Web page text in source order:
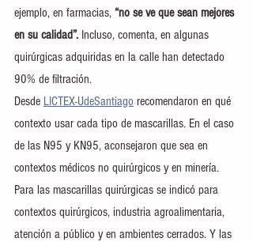
ejemplo, en farmacias, “no se ve que sean mejores
en su calidad”. Incluso, comenta, en algunas
quirúrgicas adquiridas en la calle han detectado
90% de filtración.
Desde LICTEX-UdeSantiago recomendaron en qué
contexto usar cada tipo de mascarillas. En el caso
de las N95 y KN95, aconsejaron que sea en
contextos médicos no quirúrgicos y en minería.
Para las mascarillas quirúrgicas se indicó para
contextos quirúrgicos, industria agroalimentaria,
atención a público y en ambientes cerrados. Y las